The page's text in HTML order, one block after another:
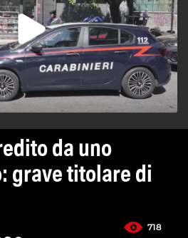
da uno
grave titolare di
718